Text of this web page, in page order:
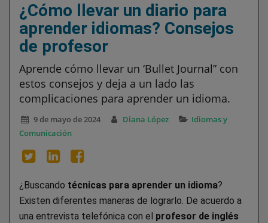
¿Cómo llevar un diario para
aprender idiomas? Consejos
de profesor
Aprende cómo llevar un ‘Bullet Journal” con
estos consejos y deja a un lado las
complicaciones para aprender un idioma.
9 de mayo de 2024 Diana López
Idiomas y
Comunicación
¿Buscando técnicas para aprender un idioma?
Existen diferentes maneras de lograrlo. De acuerdo a
una entrevista telefónica con el profesor de inglés